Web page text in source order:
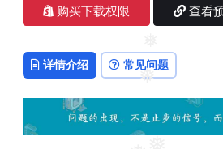
❅
❅
购买下载权限 查看
详情介绍 常见问题